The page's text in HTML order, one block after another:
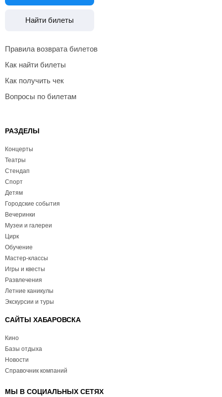
Найти билеты
Правила возврата билетов
Как найти билеты
Как получить чек
Вопросы по билетам
РАЗДЕЛЫ
Концерты
Театры
Стендап
Спорт
Детям
Городские события
Вечеринки
Музеи и галереи
Цирк
Обучение
Мастер-классы
Игры и квесты
Развлечения
Летние каникулы
Экскурсии и туры
САЙТЫ ХАБАРОВСКА
Кино
Базы отдыха
Новости
Справочник компаний
МЫ В СОЦИАЛЬНЫХ СЕТЯХ